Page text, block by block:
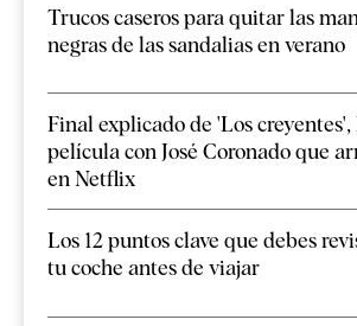
Trucos caseros para quitar las
negras de las sandalias en verano
Final explicado de 'Los creyentes',
película con José Coronado que
en Netflix
Los 12 puntos clave que debes
tu coche antes de viajar